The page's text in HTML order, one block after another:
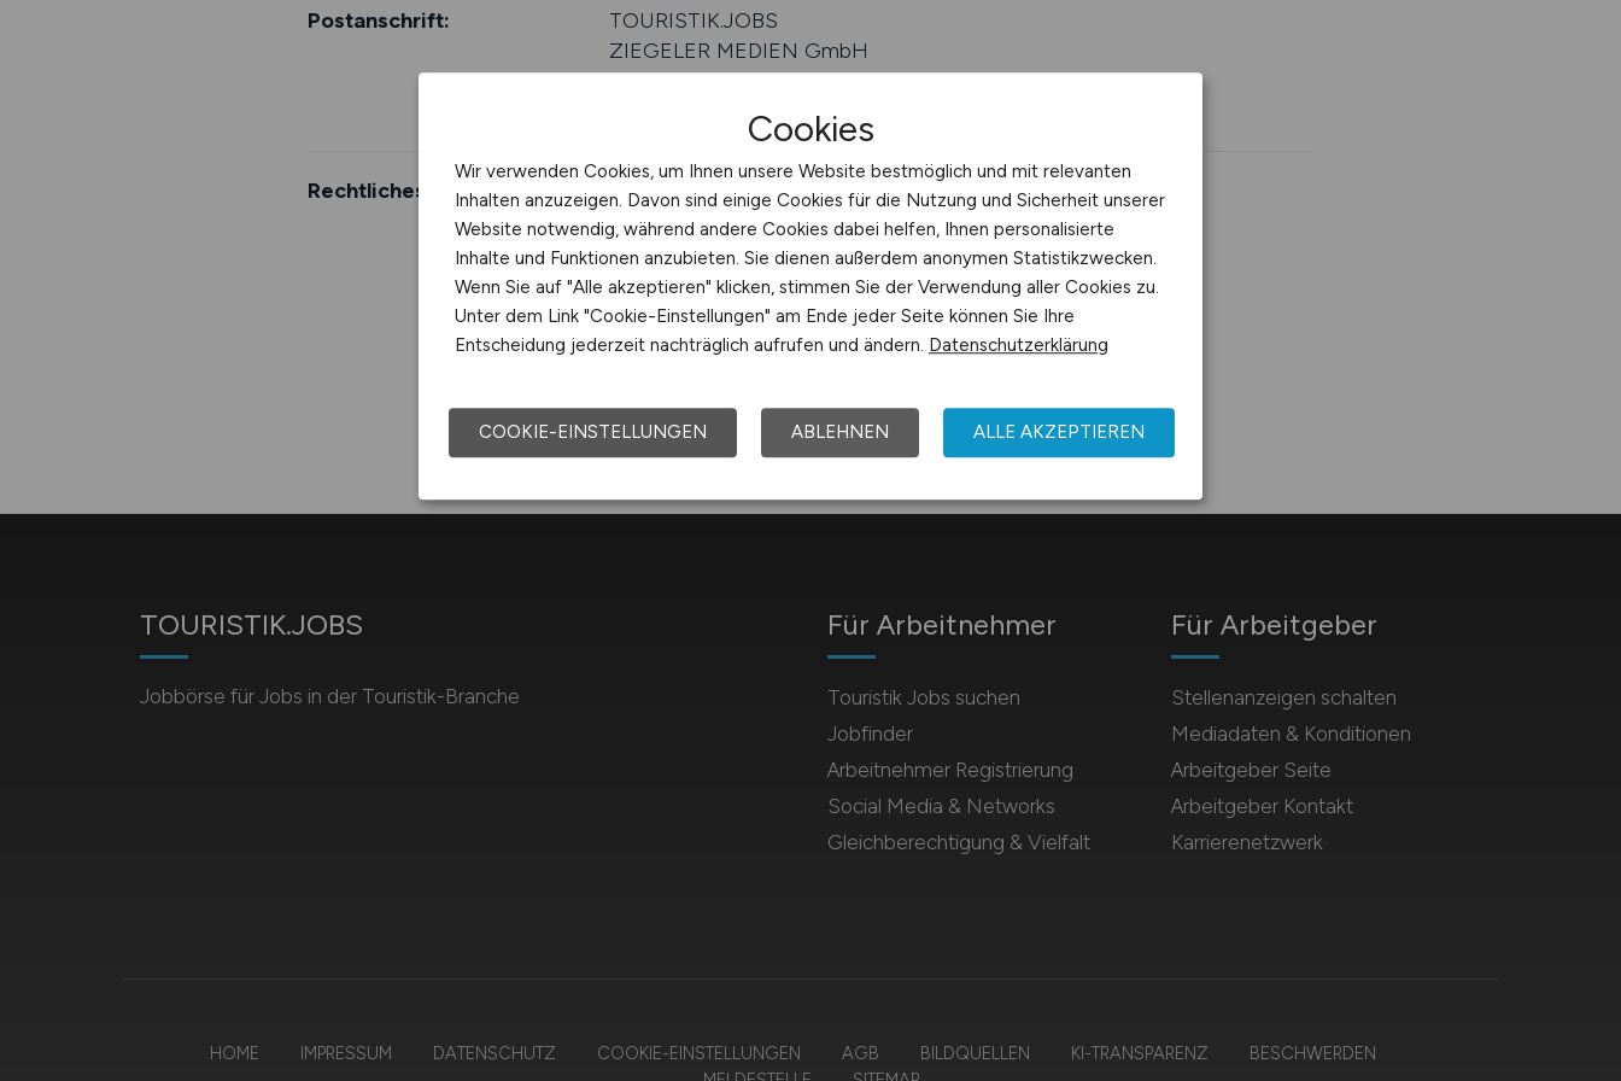
Postanschrift:
TOURISTIK.JOBS
ZIEGELER MEDIEN GmbH
Robert-Koch-Str. 11
Rechtliches:
Impressum
Datenschutz
TOURISTIK.JOBS
Jobbörse für Jobs in der Touristik-Branche
Für Arbeitnehmer
Touristik Jobs suchen
Jobfinder
Arbeitnehmer Registrierung
Social Media & Networks
Gleichberechtigung & Vielfalt
Für Arbeitgeber
Stellenanzeigen schalten
Mediadaten & Konditionen
Arbeitgeber Seite
Arbeitgeber Kontakt
Karrierenetzwerk
HOME IMPRESSUM DATENSCHUTZ COOKIE-EINSTELLUNGEN AGB BILDQUELLEN KI-TRANSPARENZ
BESCHWERDEN
Cookies
Wir verwenden Cookies, um Ihnen unsere Website bestmöglich und mit relevanten
Inhalten anzuzeigen. Davon sind einige Cookies für die Nutzung und Sicherheit unserer
Website notwendig, während andere Cookies dabei helfen, Ihnen personalisierte
Inhalte und Funktionen anzubieten. Sie dienen außerdem anonymen Statistikzwecken.
Wenn Sie auf "Alle akzeptieren" klicken, stimmen Sie der Verwendung aller Cookies zu.
Unter dem Link "Cookie-Einstellungen" am Ende jeder Seite können Sie Ihre
Entscheidung jederzeit nachträglich aufrufen und ändern. Datenschutzerklärung
COOKIE-EINSTELLUNGEN ABLEHNEN ALLE AKZEPTIEREN